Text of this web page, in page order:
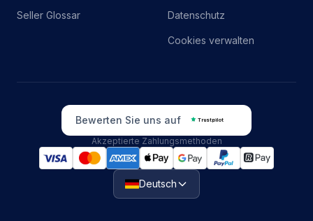
Seller Glossar Datenschutz
Cookies verwalten
Bewerten Sie uns auf Trustpilot
Akzeptierte Zahlungsmethoden
Deutsch